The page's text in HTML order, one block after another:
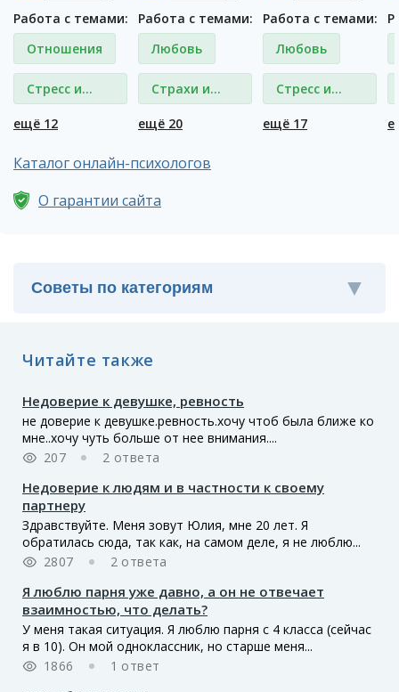
Работа с темами:
Отношения
Стресс и
депрессия
ещё 12
Работа с темами:
Любовь
Страхи и
фобии
ещё 20
Работа с темами:
Любовь
Стресс и
депрессия
ещё 17
Каталог онлайн-психологов
О гарантии сайта
Читайте также
Недоверие к девушке, ревность
не доверие к девушке.ревность.хочу чтоб была ближе ко
мне..хочу чуть больше от нее внимания....
207
2 ответа
Недоверие к людям и в частности к своему
партнеру
Здравствуйте. Меня зовут Юлия, мне 20 лет. Я
обратилась сюда, так как, на самом деле, я не люблю...
2807
2 ответа
Я люблю парня уже давно, а он не отвечает
взаимностью, что делать?
У меня такая ситуация. Я люблю парня с 4 класса (сейчас
я в 10). Он мой одноклассник, но старше меня...
1866
1 ответ